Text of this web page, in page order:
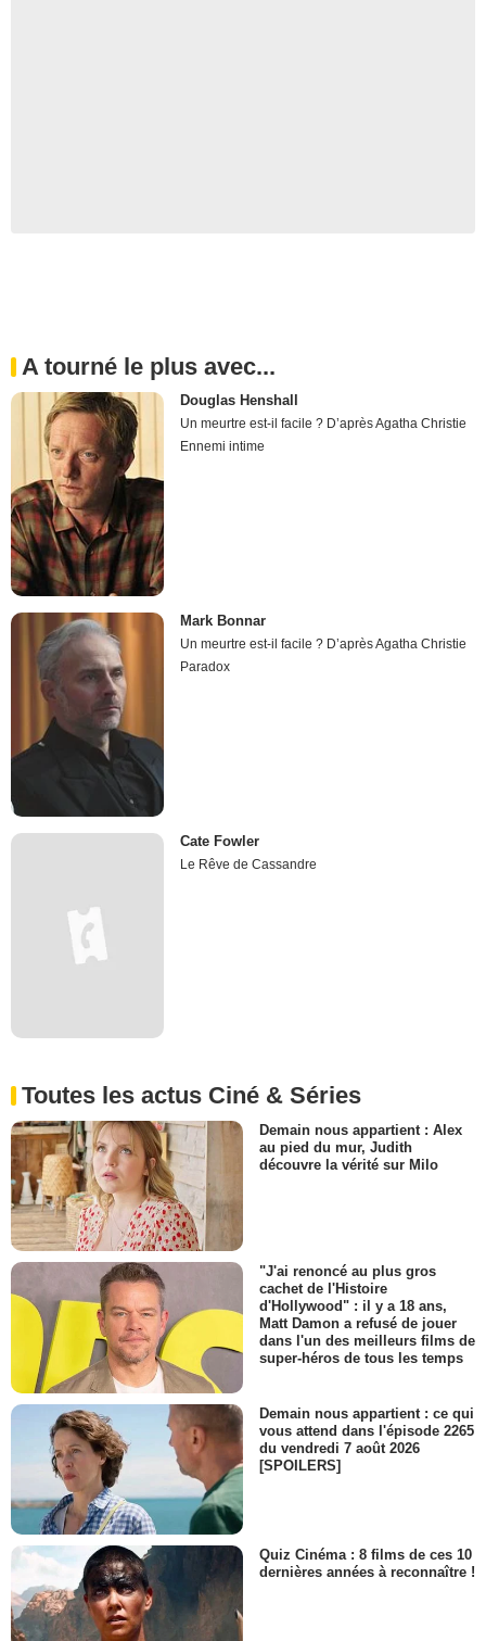
A tourné le plus avec...
Douglas Henshall
Un meurtre est-il facile ? D’après Agatha Christie
Ennemi intime
Mark Bonnar
Un meurtre est-il facile ? D’après Agatha Christie
Paradox
Cate Fowler
Le Rêve de Cassandre
Toutes les actus Ciné & Séries
Demain nous appartient : Alex
au pied du mur, Judith
découvre la vérité sur Milo
"J'ai renoncé au plus gros
cachet de l'Histoire
d'Hollywood" : il y a 18 ans,
Matt Damon a refusé de jouer
dans l'un des meilleurs films de
super-héros de tous les temps
Demain nous appartient : ce qui
vous attend dans l'épisode 2265
du vendredi 7 août 2026
[SPOILERS]
Quiz Cinéma : 8 films de ces 10
dernières années à reconnaître !